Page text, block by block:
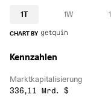
1T 1W
CHART BY
Kennzahlen
Marktkapitalisierung
336,11 Mrd. $